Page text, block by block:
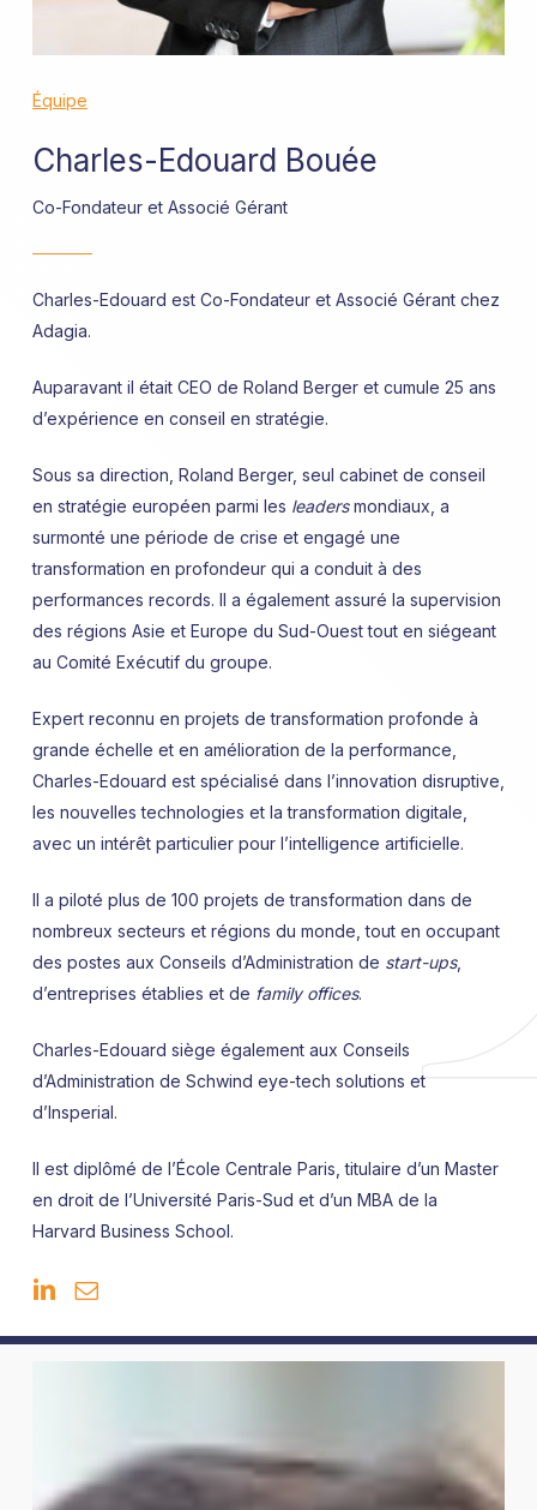
Équipe
Charles-Edouard Bouée
Co-Fondateur et Associé Gérant
Charles-Edouard est Co-Fondateur et Associé Gérant chez
Adagia.
Auparavant il était CEO de Roland Berger et cumule 25 ans
d’expérience en conseil en stratégie.
Sous sa direction, Roland Berger, seul cabinet de conseil
en stratégie européen parmi les leadersmondiaux, a
surmonté une période de crise et engagé une
transformation en profondeur qui a conduit à des
performances records. Il a également assuré la supervision
des régions Asie et Europe du Sud-Ouest tout en siégeant
au Comité Exécutif du groupe.
Expert reconnu en projets de transformation profonde à
grande échelle et en amélioration de la performance,
Charles-Edouard est spécialisé dans l’innovation disruptive,
les nouvelles technologies et la transformation digitale,
avec un intérêt particulier pour l’intelligence artificielle.
Il a piloté plus de 100 projets de transformation dans de
nombreux secteurs et régions du monde, tout en occupant
des postes aux Conseils d’Administration de start-ups,
d’entreprises établies et de family offices.
Charles-Edouard siège également aux Conseils
d’Administration de Schwind eye-tech solutions et
d’Insperial.
Il est diplômé de l’École Centrale Paris, titulaire d’un Master
en droit de l’Université Paris-Sud et d’un MBA de la
Harvard Business School.